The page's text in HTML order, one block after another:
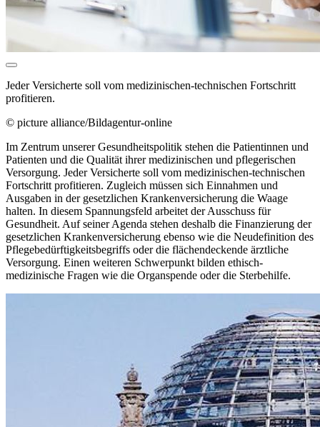
Jeder Versicherte soll vom medizinischen-technischen Fortschritt
profitieren.
© picture alliance/Bildagentur-online
Im Zentrum unserer Gesundheitspolitik stehen die Patientinnen und
Patienten und die Qualität ihrer medizinischen und pflegerischen
Versorgung. Jeder Versicherte soll vom medizinischen-technischen
Fortschritt profitieren. Zugleich müssen sich Einnahmen und
Ausgaben in der gesetzlichen Krankenversicherung die Waage
halten. In diesem Spannungsfeld arbeitet der Ausschuss für
Gesundheit. Auf seiner Agenda stehen deshalb die Finanzierung der
gesetzlichen Krankenversicherung ebenso wie die Neudefinition des
Pflegebedürftigkeitsbegriffs oder die flächendeckende ärztliche
Versorgung. Einen weiteren Schwerpunkt bilden ethisch-
medizinische Fragen wie die Organspende oder die Sterbehilfe.